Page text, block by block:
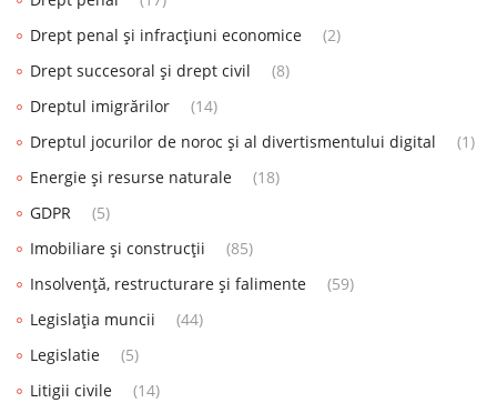
Drept penal și infracțiuni economice
(2)
Drept succesoral și drept civil
(8)
Dreptul imigrărilor
(14)
Dreptul jocurilor de noroc și al divertismentului digital
(1)
Energie și resurse naturale
(18)
GDPR
(5)
Imobiliare și construcții
(85)
Insolvență, restructurare și falimente
(59)
Legislația muncii
(44)
Legislatie
(5)
Litigii civile
(14)